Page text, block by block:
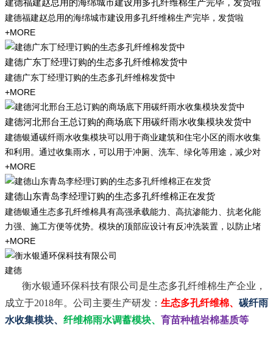
建德福建赵总用的海绵城市建设用多孔纤维棉生产完毕，发货啦
+MORE
建德广东丁经理订购的生态多孔纤维棉发货中
建德广东丁经理订购的生态多孔纤维棉发货中
+MORE
建德河北邢台王总订购的商场底下用碳纤雨水收集模块发货中
建德银通碳纤雨水收集模块可以用于商业建筑和住宅小区的雨水收集
和利用。通过收集雨水，可以用于冲厕、洗车、绿化等用途，减少对
+MORE
建德山东青岛李经理订购的生态多孔纤维棉正在发货
建德银通生态多孔纤维棉具有高强承载能力、高抗渗能力、抗老化能
力强、施工方便等优势。模块的顶部应设计有反冲洗装置，以防止堵
+MORE
建德
衡水银通环保科技有限公司是生态多孔纤维棉生产企业，
成立于2018年。 公司主要生产研发： 生态多孔纤维棉、 碳纤雨
水收集模块、 纤维棉雨水调蓄模块、 育苗种植岩棉基质等